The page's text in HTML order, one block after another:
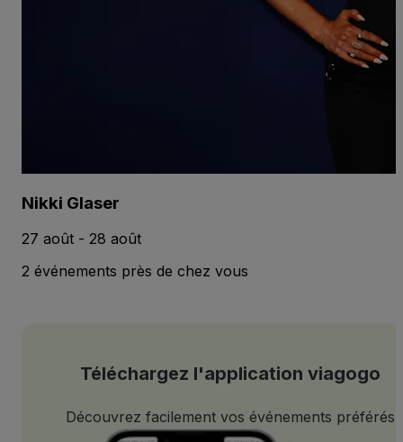
Nikki Glaser
27 août - 28 août
2 événements près de chez vous
Téléchargez l'application viagogo
Découvrez facilement vos événements préférés